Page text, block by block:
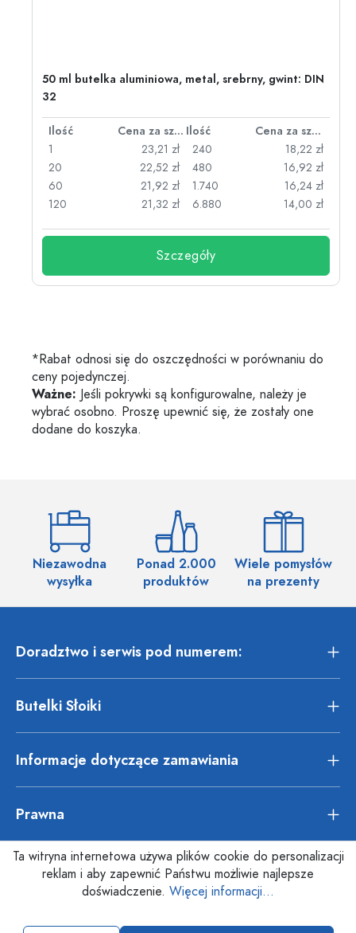
50 ml butelka aluminiowa, metal, srebrny, gwint: DIN
32
Ilość Cena za sztukę Ilość
Cena za sztukę
1
23,21 zł
20
22,52 zł
60
21,92 zł
120
21,32 zł
240
18,22 zł
480
16,92 zł
1.740
16,24 zł
6.880
14,00 zł
Szczegóły
*Rabat odnosi się do oszczędności w porównaniu do
ceny pojedynczej.
Ważne: Jeśli pokrywki są konfigurowalne, należy je
wybrać osobno. Proszę upewnić się, że zostały one
dodane do koszyka.
Niezawodna
wysyłka
Ponad 2.000
produktów
Wiele pomysłów
na prezenty
Doradztwo i serwis pod numerem:
Butelki Słoiki
Informacje dotyczące zamawiania
Prawna
Ta witryna internetowa używa plików cookie do personalizacji
reklam i aby zapewnić Państwu możliwie najlepsze
doświadczenie. Więcej informacji...